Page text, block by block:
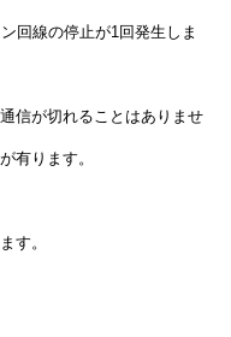
回線の停止が1回発生しま
信が切れることはありませ
有ります。
す。